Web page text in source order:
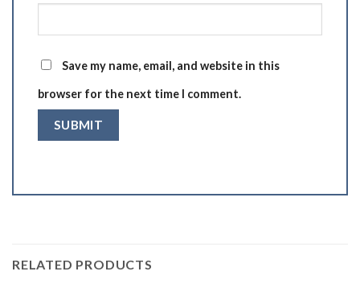
Save my name, email, and website in this
browser for the next time I comment.
RELATED PRODUCTS